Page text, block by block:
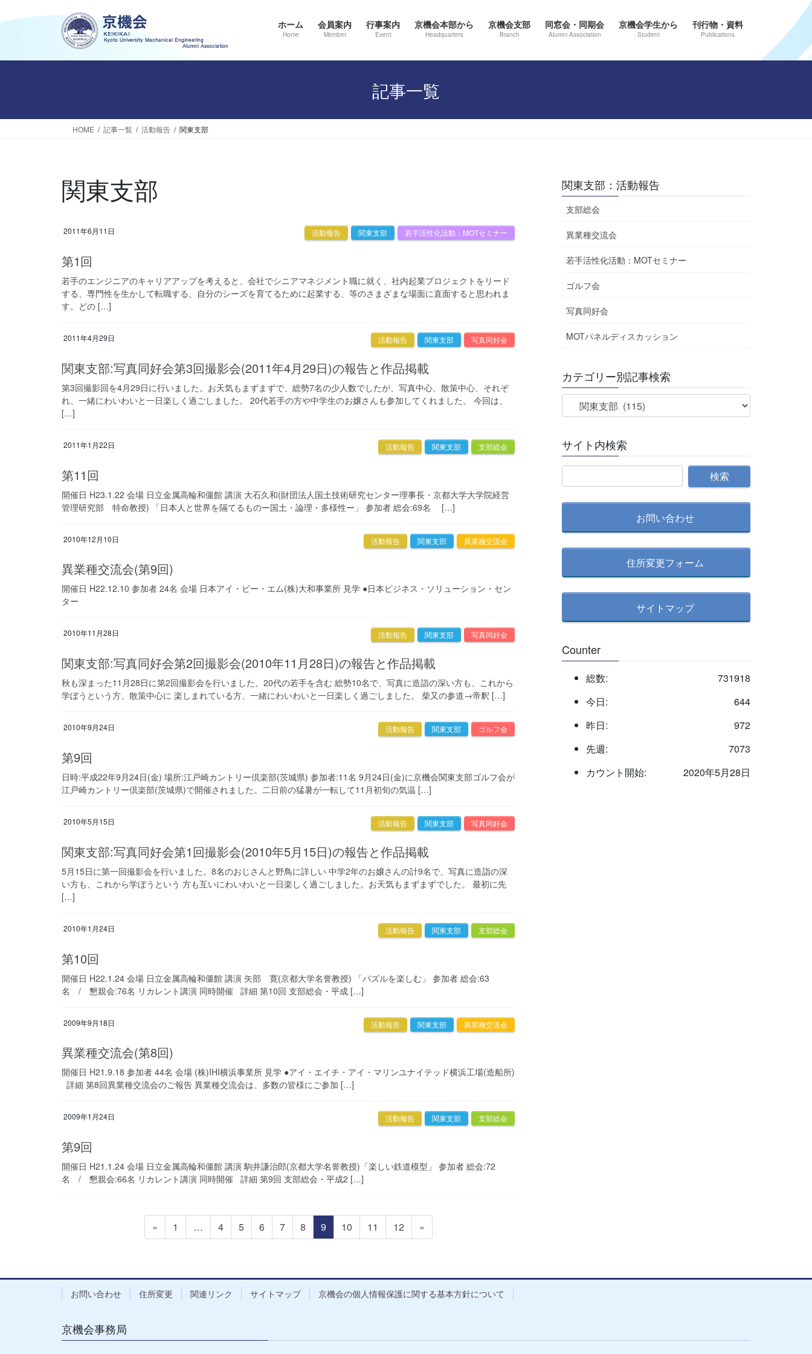
ン
ツ
ッ
ビ
シ
移
ホーム
Home
会員案内
Member
行事案内
Event
京機会本部から
Headquarters
京機会支部
Branch
同窓会・同期会
Alumni Association
京機会学生から
Student
刊行物・資料
Publications
記事一覧
HOME 記事一覧 活動報告 関東支部
関東支部
2011年6月11日 若手活性化活動：MOTセミナー
関東支部
活動報告
第1回
若手のエンジニアのキャリアアップを考えると、会社でシニアマネジメント職に就く、社内起業プロジェクトをリード
する、専門性を生かして転職する、自分のシーズを育てるために起業する、等のさまざまな場面に直面すると思われま
す。どの […]
2011年4月29日 写真同好会
関東支部
活動報告
関東支部:写真同好会第3回撮影会(2011年4月29日)の報告と作品掲載
第3回撮影回を4月29日に行いました。お天気もまずまずで、総勢7名の少人数でしたが、写真中心、散策中心、それぞ
れ、一緒にわいわいと一日楽しく過ごしました。 20代若手の方や中学生のお嬢さんも参加してくれました。 今回は、
[…]
2011年1月22日 支部総会
関東支部
活動報告
第11回
開催日 H23.1.22 会場 日立金属高輪和僵館 講演 大石久和(財団法人国土技術研究センター理事長・京都大学大学院経営
管理研究部 特命教授) 「日本人と世界を隔てるものー国土・論理・多様性ー」 参加者 総会:69名 […]
2010年12月10日 異業種交流会
関東支部
活動報告
異業種交流会(第9回)
開催日 H22.12.10 参加者 24名 会場 日本アイ・ビー・エム(株)大和事業所 見学 ●日本ビジネス・ソリューション・セン
ター
2010年11月28日 写真同好会
関東支部
活動報告
関東支部:写真同好会第2回撮影会(2010年11月28日)の報告と作品掲載
秋も深まった11月28日に第2回撮影会を行いました。20代の若手を含む 総勢10名で、写真に造詣の深い方も、これから
学ぼうという方、散策中心に 楽しまれている方、一緒にわいわいと一日楽しく過ごしました。 柴又の参道→帝釈 […]
2010年9月24日 ゴルフ会
関東支部
活動報告
第9回
日時:平成22年9月24日(金) 場所:江戸崎カントリー倶楽部(茨城県) 参加者:11名 9月24日(金)に京機会関東支部ゴルフ会が
江戸崎カントリー倶楽部(茨城県)で開催されました。二日前の猛暑が一転して11月初旬の気温 […]
2010年5月15日 写真同好会
関東支部
活動報告
関東支部:写真同好会第1回撮影会(2010年5月15日)の報告と作品掲載
5月15日に第一回撮影会を行いました。8名のおじさんと野鳥に詳しい 中学2年のお嬢さんの計9名で、写真に造詣の深
い方も、これから学ぼうという 方も互いにわいわいと一日楽しく過ごしました。お天気もまずまずでした。 最初に先
[…]
2010年1月24日 支部総会
関東支部
活動報告
第10回
開催日 H22.1.24 会場 日立金属高輪和僵館 講演 矢部 寛(京都大学名誉教授) 「パズルを楽しむ」 参加者 総会:63
名 / 懇親会:76名 リカレント講演 同時開催 詳細 第10回 支部総会・平成 […]
2009年9月18日 異業種交流会
関東支部
活動報告
異業種交流会(第8回)
開催日 H21.9.18 参加者 44名 会場 (株)IHI横浜事業所 見学 ●アイ・エイチ・アイ・マリンユナイテッド横浜工場(造船所)
詳細 第8回異業種交流会のご報告 異業種交流会は、多数の皆様にご参加 […]
2009年1月24日 支部総会
関東支部
活動報告
第9回
開催日 H21.1.24 会場 日立金属高輪和僵館 講演 駒井謙治郎(京都大学名誉教授)「楽しい鉄道模型」 参加者 総会:72
名 / 懇親会:66名 リカレント講演 同時開催 詳細 第9回 支部総会・平成2 […]
ペ
ー
送
り
«
固
定
ジ
1 …
固
定
ジ
4
固
定
ジ
5
固
定
ジ
6
固
定
ジ
7
固
定
ジ
8
固
定
ジ
9
固
定
ジ
10
固
定
ジ
11
固
定
ジ
12 »
関東支部：活動報告
支部総会
異業種交流会
若手活性化活動：MOTセミナー
ゴルフ会
写真同好会
MOTパネルディスカッション
カテゴリー別記事検索
カ
テ
リ
ー
記
事
索
サイト内検索
お問い合わせ
住所変更フォーム
サイトマップ
Counter
731918
総数:
644
今日:
972
昨日:
7073
先週:
2020年5月28日
カウント開始:
お問い合わせ 住所変更 関連リンク サイトマップ 京機会の個人情報保護に関する基本方針について
京機会事務局